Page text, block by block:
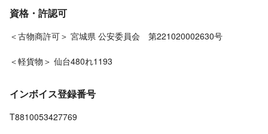
資格・許認可
＜古物商許可＞ 宮城県 公安委員会 第221020002630号
＜軽貨物＞ 仙台480れ1193
インボイス登録番号
T8810053427769